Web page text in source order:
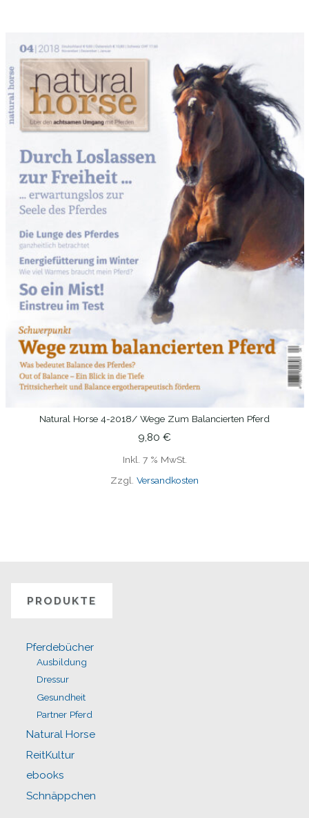
IN DEN WARENKORB
Natural Horse 4-2018/ Wege Zum Balancierten Pferd
9,80 €
Inkl. 7 % MwSt.
Zzgl. Versandkosten
PRODUKTE
Pferdebücher
Ausbildung
Dressur
Gesundheit
Partner Pferd
Natural Horse
ReitKultur
ebooks
Schnäppchen